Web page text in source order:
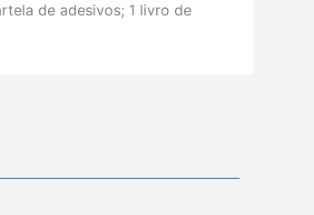
de adesivos; 1 livro de